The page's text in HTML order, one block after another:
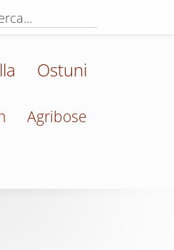
Ostuni
Agribose